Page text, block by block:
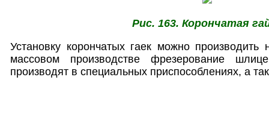
Рис. 163. Корончатая
Установку корончатых гаек можно
массовом производстве фрезерование
производят в специальных приспособлениях, а